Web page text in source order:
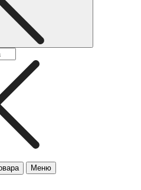
Меню